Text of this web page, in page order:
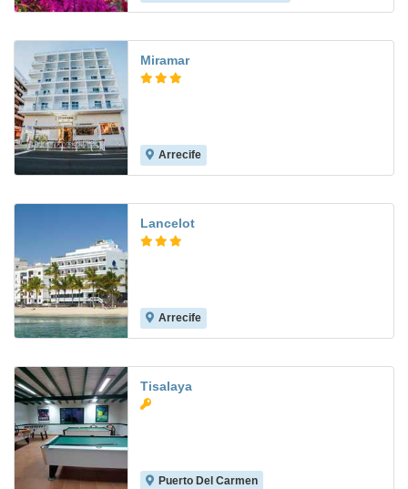
Miramar
Arrecife
Lancelot
Arrecife
Tisalaya
Puerto Del Carmen